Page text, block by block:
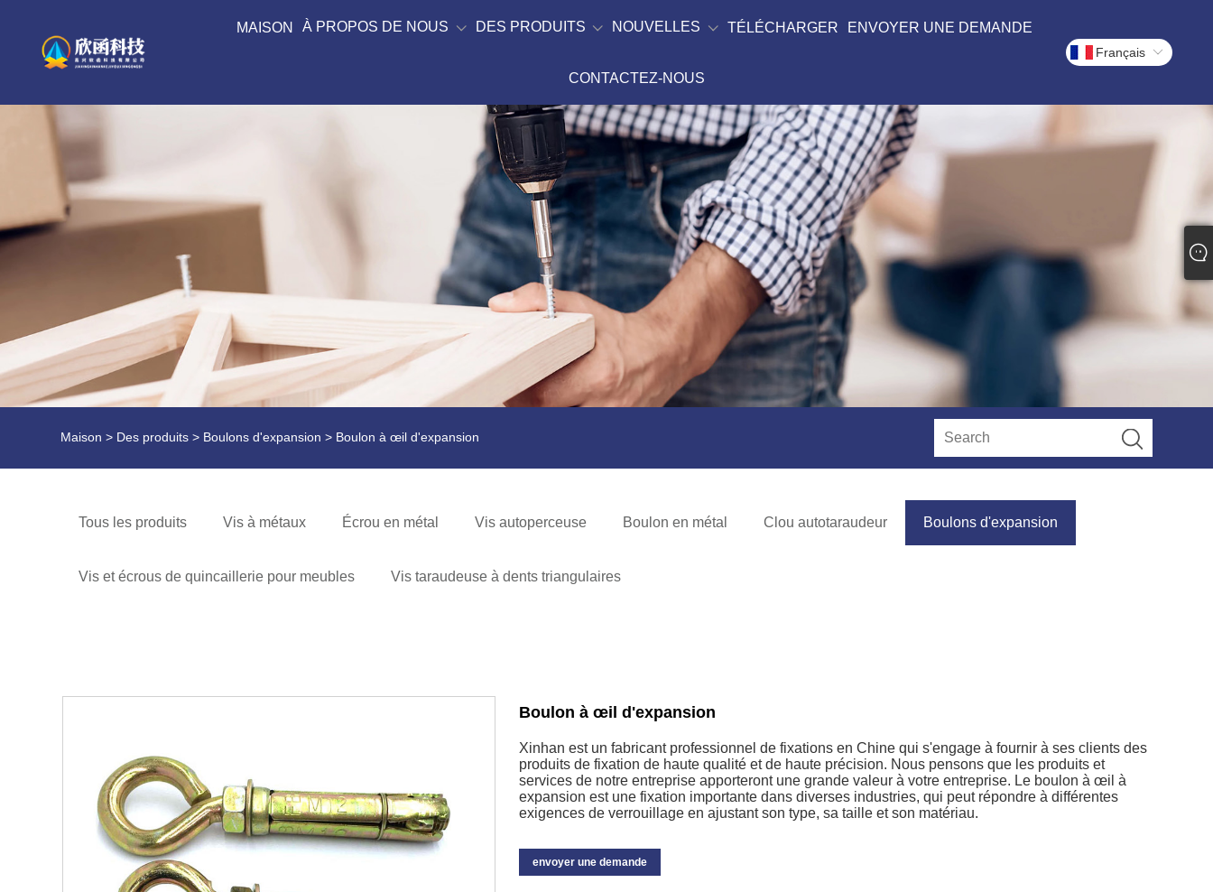
MAISON À PROPOS DE NOUS DES PRODUITS NOUVELLES TÉLÉCHARGER ENVOYER UNE DEMANDE
CONTACTEZ-NOUS
Français
Maison > Des produits > Boulons d'expansion > Boulon à œil d'expansion
Tous les produits Vis à métaux Écrou en métal Vis autoperceuse Boulon en métal Clou autotaraudeur Boulons d'expansion
Vis et écrous de quincaillerie pour meubles Vis taraudeuse à dents triangulaires
Boulon à œil d'expansion
Xinhan est un fabricant professionnel de fixations en Chine qui s'engage à fournir à ses clients des
produits de fixation de haute qualité et de haute précision. Nous pensons que les produits et
services de notre entreprise apporteront une grande valeur à votre entreprise. Le boulon à œil à
expansion est une fixation importante dans diverses industries, qui peut répondre à différentes
exigences de verrouillage en ajustant son type, sa taille et son matériau.
envoyer une demande